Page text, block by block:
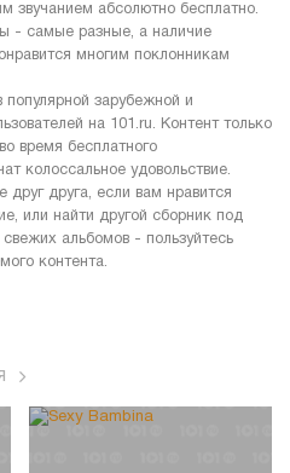
звучанием абсолютно бесплатно.
- самые разные, а наличие
многим поклонникам
зарубежной и
на 101.ru. Контент только
время бесплатного
колоссальное удовольствие.
друга, если вам нравится
или найти другой сборник под
альбомов - пользуйтесь
контента.